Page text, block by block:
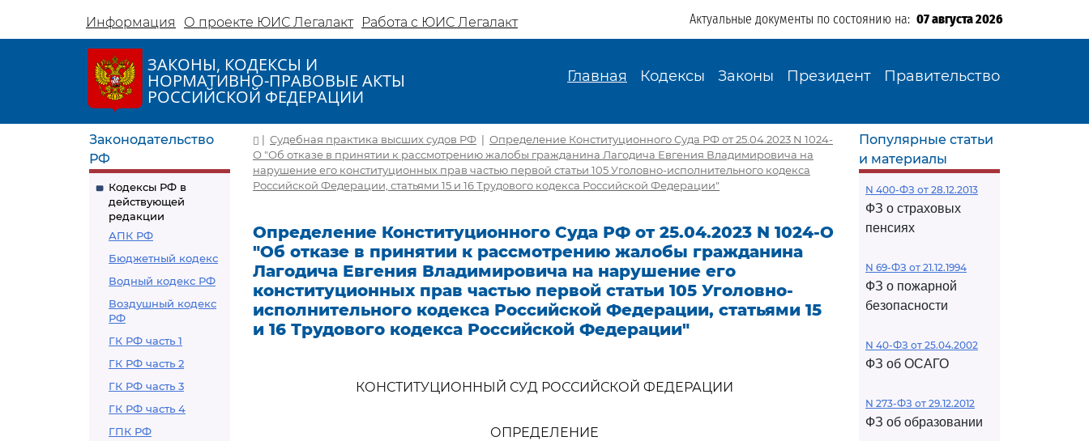
Информация О проекте ЮИС Легалакт Работа с ЮИС Легалакт Актуальные документы по состоянию на: 07 августа 2026
ЗАКОНЫ, КОДЕКСЫ И
НОРМАТИВНО-ПРАВОВЫЕ АКТЫ
РОССИЙСКОЙ ФЕДЕРАЦИИ
Главная Кодексы Законы Президент Правительство
Законодательство
РФ
Кодексы РФ в
действующей
редакции
АПК РФ
Бюджетный кодекс
Водный кодекс РФ
Воздушный кодекс
РФ
ГК РФ часть 1
ГК РФ часть 2
ГК РФ часть 3
ГК РФ часть 4
ГПК РФ
| Судебная практика высших судов РФ | Определение Конституционного Суда РФ от 25.04.2023 N 1024-
О "Об отказе в принятии к рассмотрению жалобы гражданина Лагодича Евгения Владимировича на
нарушение его конституционных прав частью первой статьи 105 Уголовно-исполнительного кодекса
Российской Федерации, статьями 15 и 16 Трудового кодекса Российской Федерации"
Определение Конституционного Суда РФ от 25.04.2023 N 1024-О
"Об отказе в принятии к рассмотрению жалобы гражданина
Лагодича Евгения Владимировича на нарушение его
конституционных прав частью первой статьи 105 Уголовно-
исполнительного кодекса Российской Федерации, статьями 15
и 16 Трудового кодекса Российской Федерации"
КОНСТИТУЦИОННЫЙ СУД РОССИЙСКОЙ ФЕДЕРАЦИИ
ОПРЕДЕЛЕНИЕ
Популярные статьи
и материалы
N 400-ФЗ от 28.12.2013
ФЗ о страховых
пенсиях
N 69-ФЗ от 21.12.1994
ФЗ о пожарной
безопасности
N 40-ФЗ от 25.04.2002
ФЗ об ОСАГО
N 273-ФЗ от 29.12.2012
ФЗ об образовании